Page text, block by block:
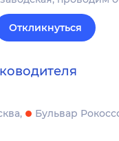
Откликнуться
Бульвар